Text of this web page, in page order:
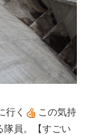
行く
この気持
隊員。【すごい